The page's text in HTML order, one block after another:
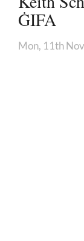
ĠIFA
Mon, 11th